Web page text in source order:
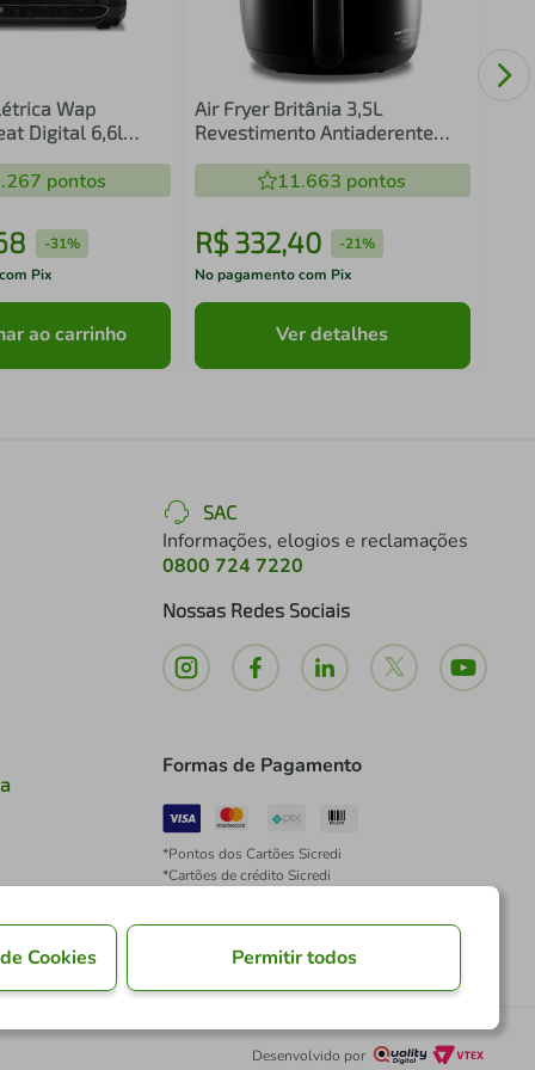
Wap
Digital 6,6l
pontos
-31%
Pix
ao carrinho
Air Fryer Britânia 3,5L
Revestimento Antiaderente
11.663 pontos
R$ 332,40 -21%
No pagamento com Pix
Ver detalhes
SAC
Informações, elogios e reclamações
0800 724 7220
Nossas Redes Sociais
Formas de Pagamento
*Pontos dos Cartões Sicredi
*Cartões de crédito Sicredi
Desenvolvido por
Cookies Permitir todos